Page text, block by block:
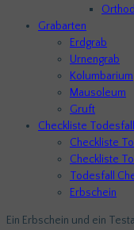
Grabarten
Erdgrab
Urnengrab
Kolumbarium
Mausoleum
Gruft
Checkliste Todesfall
Checkliste
Checkliste
Todesfall
Erbschein
Ein Erbschein und ein